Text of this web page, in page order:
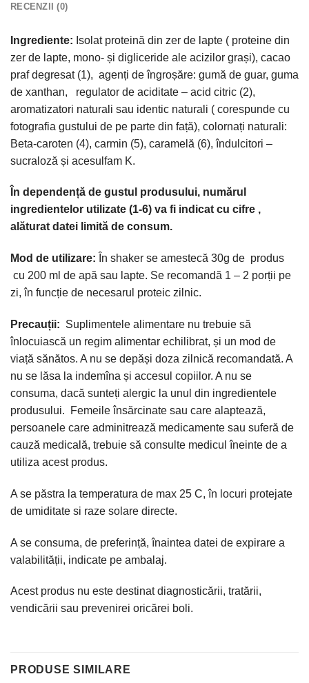
RECENZII (0)
Ingrediente: Isolat proteină din zer de lapte ( proteine din
zer de lapte, mono- și digliceride ale acizilor grași), cacao
praf degresat (1), agenți de îngroșăre: gumă de guar, guma
de xanthan, regulator de aciditate – acid citric (2),
aromatizatori naturali sau identic naturali ( corespunde cu
fotografia gustului de pe parte din față), colornați naturali:
Beta-caroten (4), carmin (5), caramelă (6), îndulcitori –
sucraloză și acesulfam K.
În dependență de gustul produsului, numărul
ingredientelor utilizate (1-6) va fi indicat cu cifre ,
alăturat datei limită de consum.
Mod de utilizare: În shaker se amestecă 30g de produs
cu 200 ml de apă sau lapte. Se recomandă 1 – 2 porții pe
zi, în funcție de necesarul proteic zilnic.
Precauții: Suplimentele alimentare nu trebuie să
înlocuiască un regim alimentar echilibrat, și un mod de
viață sănătos. A nu se depăși doza zilnică recomandată. A
nu se lăsa la indemîna și accesul copiilor. A nu se
consuma, dacă sunteți alergic la unul din ingredientele
produsului. Femeile însărcinate sau care alaptează,
persoanele care adminitrează medicamente sau suferă de
cauză medicală, trebuie să consulte medicul îneinte de a
utiliza acest produs.
A se păstra la temperatura de max 25 C, în locuri protejate
de umiditate si raze solare directe.
A se consuma, de preferință, înaintea datei de expirare a
valabilității, indicate pe ambalaj.
Acest produs nu este destinat diagnosticării, tratării,
vendicării sau prevenirei oricărei boli.
PRODUSE SIMILARE